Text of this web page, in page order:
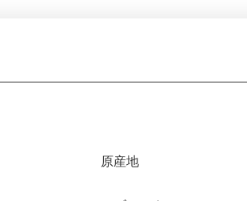
原産地